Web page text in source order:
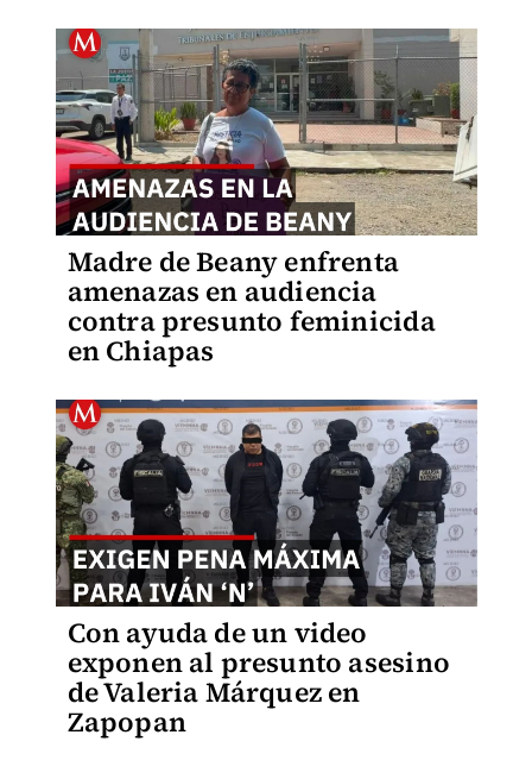
Madre de Beany enfrenta
amenazas en audiencia
contra presunto feminicida
en Chiapas
Con ayuda de un video
exponen al presunto asesino
de Valeria Márquez en
Zapopan